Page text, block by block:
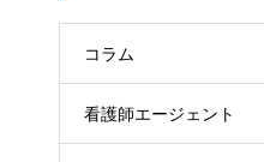
コラム
看護師エージェント